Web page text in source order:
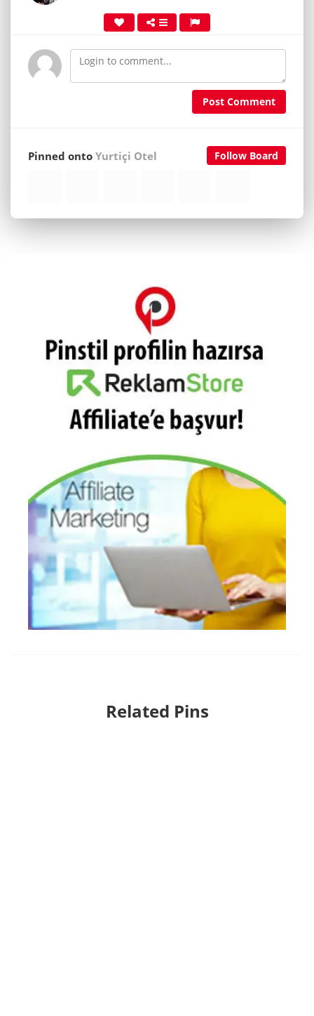
Post Comment
Follow Board
Pinned ontoYurtiçi Otel
Related Pins